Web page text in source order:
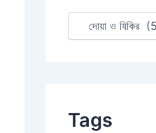
:
Tags